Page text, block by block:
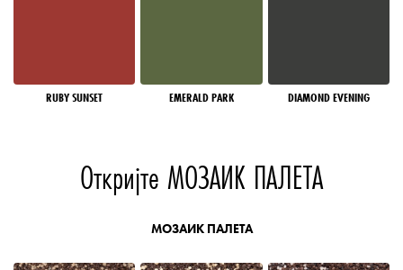
RUBY SUNSET EMERALD PARK DIAMOND EVENING
Откријте МОЗАИК ПАЛЕТА
МОЗАИК ПАЛЕТА